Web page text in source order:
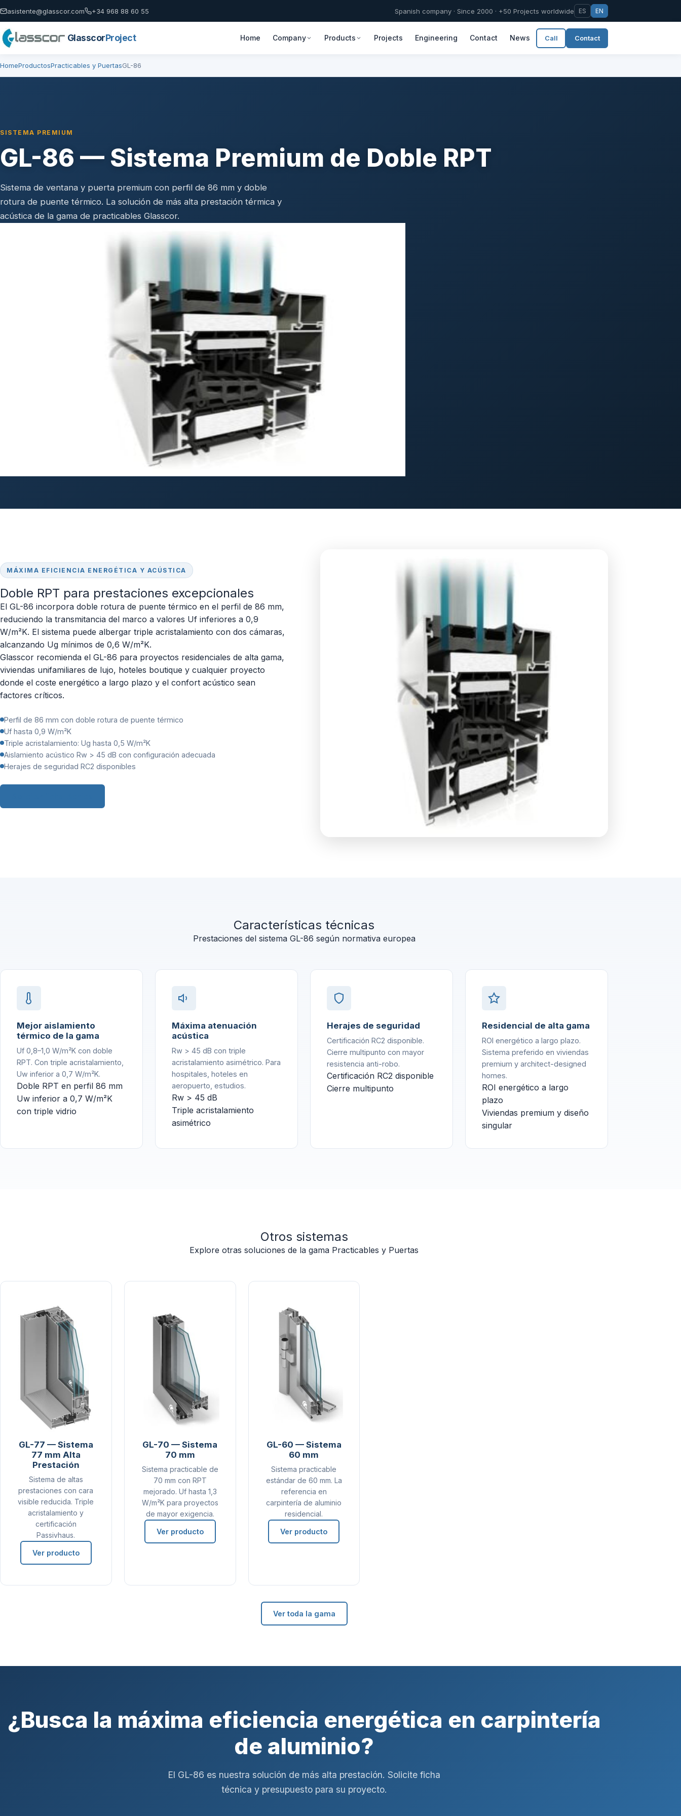
asistente@glasscor.com +34 968 88 60 55 Spanish company · Since 2000 · +50 Projects worldwide ES EN
GlasscorProject Home Company Products Projects Engineering Contact News Call Contact
HomeProductosPracticables y PuertasGL-86
SISTEMA PREMIUM
GL-86 — Sistema Premium de Doble RPT
Sistema de ventana y puerta premium con perfil de 86 mm y doble
rotura de puente térmico. La solución de más alta prestación térmica y
acústica de la gama de practicables Glasscor.
MÁXIMA EFICIENCIA ENERGÉTICA Y ACÚSTICA
Doble RPT para prestaciones excepcionales
El GL-86 incorpora doble rotura de puente térmico en el perfil de 86 mm,
reduciendo la transmitancia del marco a valores Uf inferiores a 0,9
W/m²K. El sistema puede albergar triple acristalamiento con dos cámaras,
alcanzando Ug mínimos de 0,6 W/m²K.
Glasscor recomienda el GL-86 para proyectos residenciales de alta gama,
viviendas unifamiliares de lujo, hoteles boutique y cualquier proyecto
donde el coste energético a largo plazo y el confort acústico sean
factores críticos.
Perfil de 86 mm con doble rotura de puente térmico
Uf hasta 0,9 W/m²K
Triple acristalamiento: Ug hasta 0,5 W/m²K
Aislamiento acústico Rw > 45 dB con configuración adecuada
Herajes de seguridad RC2 disponibles
Características técnicas
Prestaciones del sistema GL-86 según normativa europea
Mejor aislamiento
térmico de la gama
Uf 0,8–1,0 W/m²K con doble
RPT. Con triple acristalamiento,
Uw inferior a 0,7 W/m²K.
Doble RPT en perfil 86 mm
Uw inferior a 0,7 W/m²K
con triple vidrio
Máxima atenuación
acústica
Rw > 45 dB con triple
acristalamiento asimétrico. Para
hospitales, hoteles en
aeropuerto, estudios.
Rw > 45 dB
Triple acristalamiento
asimétrico
Herajes de seguridad
Certificación RC2 disponible.
Cierre multipunto con mayor
resistencia anti-robo.
Certificación RC2 disponible
Cierre multipunto
Residencial de alta gama
ROI energético a largo plazo.
Sistema preferido en viviendas
premium y architect-designed
homes.
ROI energético a largo
plazo
Viviendas premium y diseño
singular
Otros sistemas
Explore otras soluciones de la gama Practicables y Puertas
GL-77 — Sistema
77 mm Alta
Prestación
Sistema de altas
prestaciones con cara
visible reducida. Triple
acristalamiento y
certificación
Passivhaus.
Ver producto
GL-70 — Sistema
70 mm
Sistema practicable de
70 mm con RPT
mejorado. Uf hasta 1,3
W/m²K para proyectos
de mayor exigencia.
Ver producto
GL-60 — Sistema
60 mm
Sistema practicable
estándar de 60 mm. La
referencia en
carpintería de aluminio
residencial.
Ver producto
Ver toda la gama
¿Busca la máxima eficiencia energética en carpintería
de aluminio?
El GL-86 es nuestra solución de más alta prestación. Solicite ficha
técnica y presupuesto para su proyecto.